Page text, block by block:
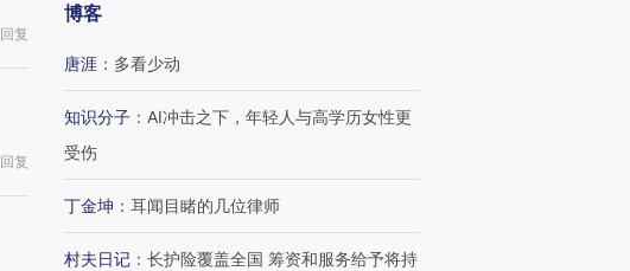
回复
回复
博客
唐涯 ： 多看少动
知识分子 ： AI冲击之下，年轻人与高学历女性更
受伤
丁金坤 ： 耳闻目睹的几位律师
村夫日记 ： 长护险覆盖全国 筹资和服务给予将持